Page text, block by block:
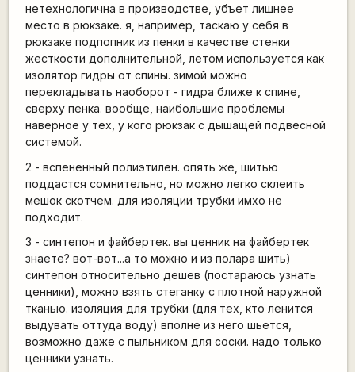
нетехнологична в производстве, убъет лишнее
место в рюкзаке. я, например, таскаю у себя в
рюкзаке подпопник из пенки в качестве стенки
жесткости дополнительной, летом используется как
изолятор гидры от спины. зимой можно
перекладывать наоборот - гидра ближе к спине,
сверху пенка. вообще, наибольшие проблемы
наверное у тех, у кого рюкзак с дышащей подвесной
системой.
2 - вспененный полиэтилен. опять же, шитью
поддастся сомнительно, но можно легко склеить
мешок скотчем. для изоляции трубки имхо не
подходит.
3 - синтепон и файбертек. вы ценник на файбертек
знаете? вот-вот...а то можно и из полара шить)
синтепон относительно дешев (постараюсь узнать
ценники), можно взять стеганку с плотной наружной
тканью. изоляция для трубки (для тех, кто ленится
выдувать оттуда воду) вполне из него шьется,
возможно даже с пыльником для соски. надо только
ценники узнать.